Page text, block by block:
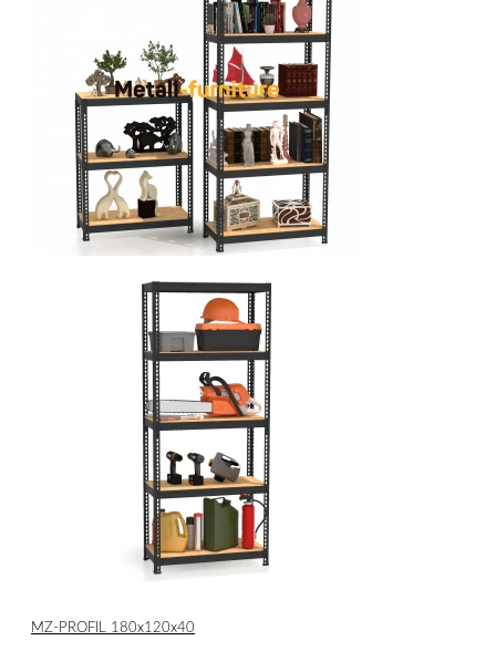
МZ-PROFIL 180х120х40